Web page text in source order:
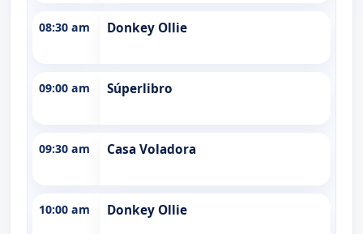
08:30 am Donkey Ollie
09:00 am Súperlibro
09:30 am Casa Voladora
10:00 am Donkey Ollie